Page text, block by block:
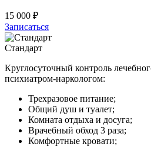
15 000 ₽
Записаться
Стандарт
Круглосуточный контроль
психиатром-наркологом:
Трехразовое питание;
Общий душ и туалет;
Комната отдыха и досуга;
Врачебный обход 3 раза;
Комфортные кровати;